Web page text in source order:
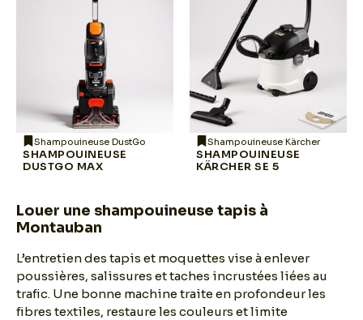
Shampouineuse DustGo
SHAMPOUINEUSE
DUSTGO MAX
Shampouineuse Kärcher
SHAMPOUINEUSE
KÄRCHER SE 5
Louer une shampouineuse tapis à
Montauban
L’entretien des tapis et moquettes vise à enlever
poussières, salissures et taches incrustées liées au
trafic. Une bonne machine traite en profondeur les
fibres textiles, restaure les couleurs et limite